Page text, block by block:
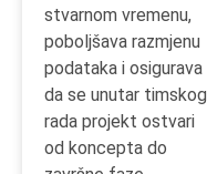
stvarnom vremenu,
poboljšava razmjenu
podataka i osigurava
da se unutar timskog
rada projekt ostvari
od koncepta do